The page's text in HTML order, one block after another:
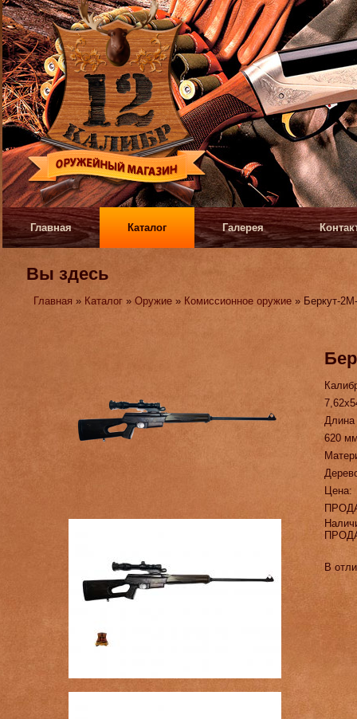
Главная Каталог Галерея
Вы здесь
Главная » Каталог »Оружие » Комиссионное оружие » Беркут-
620
Цена:
В